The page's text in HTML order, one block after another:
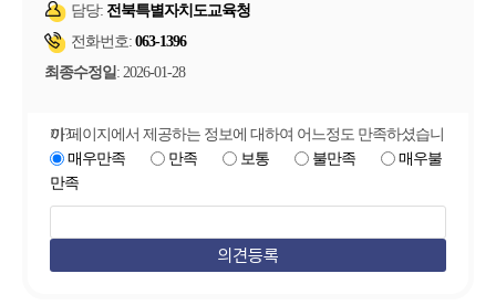
담당: 전북특별자치도교육청
전화번호: 063-1396
최종수정일: 2026-01-28
이 페이지에서 제공하는 정보에 대하여 어느정도 만족하셨습니까?
매우만족
만족 보통 불만족
매우불
만족